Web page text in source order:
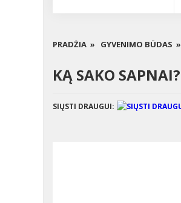
PRADŽIA » GYVENIMO BŪDAS »
KĄ SAKO SAPNAI?
SIŲSTI DRAUGUI: